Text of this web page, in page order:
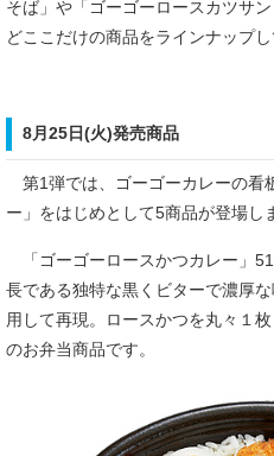
そば」や「ゴーゴーロースカツサ
どここだけの商品をラインナップし
8月25日(火)発売商品
第1弾では、ゴーゴーカレーの看
ー」をはじめとして5商品が登場し
「ゴーゴーロースかつカレー」
長である独特な黒くビターで濃厚
用して再現。ロースかつを丸々１
のお弁当商品です。